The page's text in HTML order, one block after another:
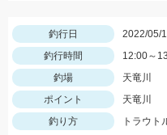
釣行日
2022/05/
釣行時間
12:00～
釣場
天竜川
ポイント
天竜川
釣り方
トラウト